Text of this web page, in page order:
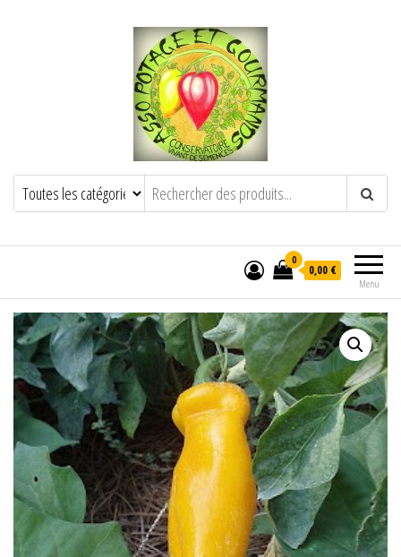
POTAGE ET GOURMANDSSemence paysanne naturelle
——————————————-
Menu
0
0,00 €